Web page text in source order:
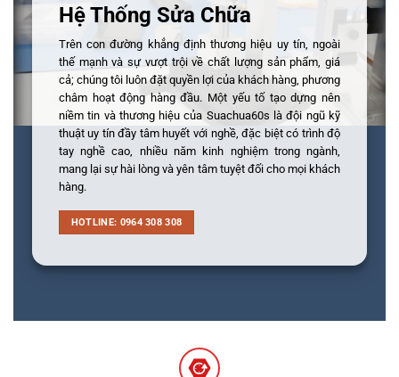
Hệ Thống Sửa Chữa
Trên con đường khẳng định thương hiệu uy tín, ngoài
thế mạnh và sự vượt trội về chất lượng sản phẩm, giá
cả; chúng tôi luôn đặt quyền lợi của khách hàng, phương
châm hoạt động hàng đầu. Một yếu tố tạo dựng nên
niềm tin và thương hiệu của Suachua60s là đội ngũ kỹ
thuật uy tín đầy tâm huyết với nghề, đặc biệt có trình độ
tay nghề cao, nhiều năm kinh nghiệm trong ngành,
mang lại sự hài lòng và yên tâm tuyệt đối cho mọi khách
hàng.
HOTLINE: 0964 308 308